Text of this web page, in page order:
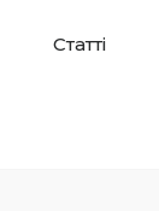
Статті